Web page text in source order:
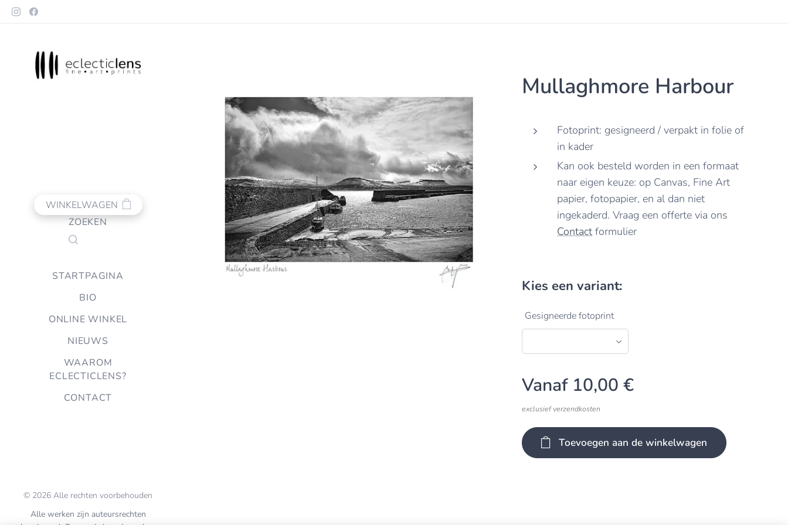
WINKELWAGEN
ZOEKEN
STARTPAGINA
BIO
ONLINE WINKEL
NIEUWS
WAAROM
ECLECTICLENS?
CONTACT
Mullaghmore Harbour
Fotoprint: gesigneerd / verpakt in folie of
in kader
Kan ook besteld worden in een formaat
naar eigen keuze: op Canvas, Fine Art
papier, fotopapier, en al dan niet
ingekaderd. Vraag een offerte via ons
Contact formulier
Kies een variant:
Gesigneerde fotoprint
Vanaf 10,00 €
exclusief verzendkosten
Toevoegen aan de winkelwagen
© 2026 Alle rechten voorbehouden
Alle werken zijn auteursrechten